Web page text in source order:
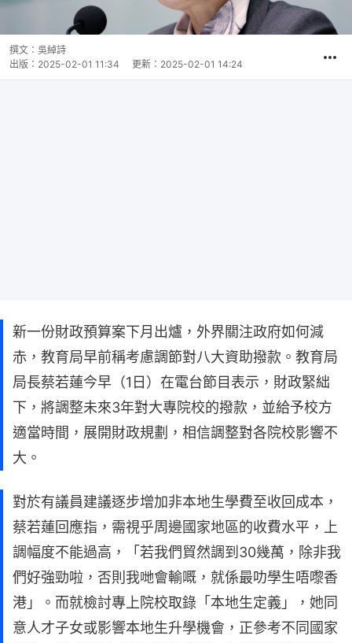
撰文： 吳綽詩
出版： 2025-02-01 11:34 更新： 2025-02-01 14:24
新一份財政預算案下月出爐，外界關注政府如何減
赤，教育局早前稱考慮調節對八大資助撥款。教育局
局長蔡若蓮今早（1日）在電台節目表示，財政緊絀
下，將調整未來3年對大專院校的撥款，並給予校方
適當時間，展開財政規劃，相信調整對各院校影響不
大。
對於有議員建議逐步增加非本地生學費至收回成本，
蔡若蓮回應指，需視乎周邊國家地區的收費水平，上
調幅度不能過高，「若我們貿然調到30幾萬，除非我
們好強勁啦，否則我哋會輸嘅，就係最叻學生唔嚟香
港」。而就檢討專上院校取錄「本地生定義」，她同
意人才子女或影響本地生升學機會，正參考不同國家